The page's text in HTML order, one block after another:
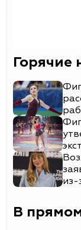
Горячие
из-
В